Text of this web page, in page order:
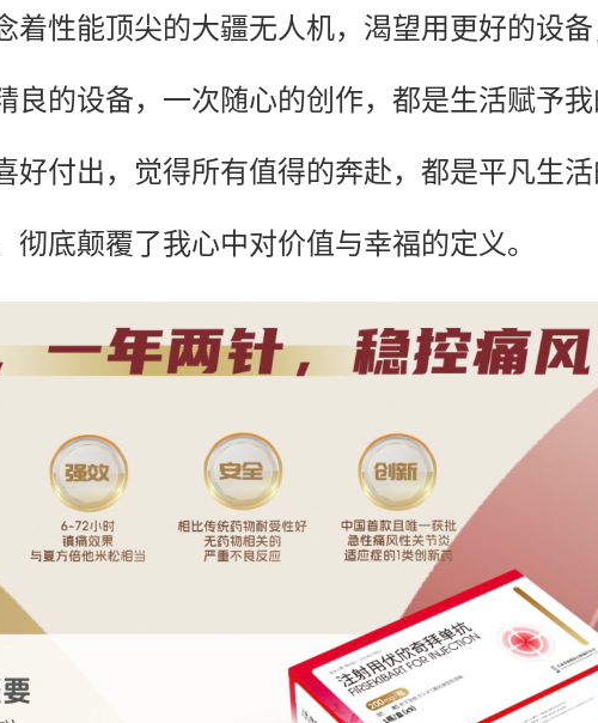
着性能顶尖的大疆无人机，渴望用更好的设
良的设备，一次随心的创作，都是生活赋予
好付出，觉得所有值得的奔赴，都是平凡生
底颠覆了我心中对价值与幸福的定义。